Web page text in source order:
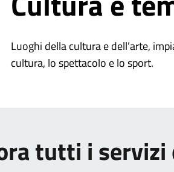
Luoghi della cultura e dell’arte,
cultura, lo spettacolo e lo sport.
tutti i